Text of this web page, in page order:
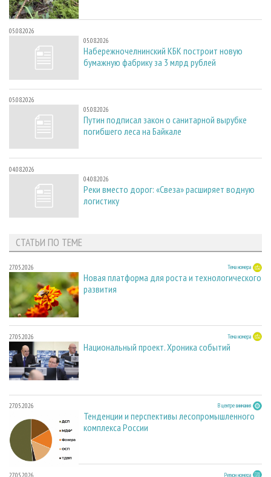
05.08.2026
05.08.2026
Набережночелнинский КБК построит новую
бумажную фабрику за 3 млрд рублей
05.08.2026
05.08.2026
Путин подписал закон о санитарной вырубке
погибшего леса на Байкале
04.08.2026
04.08.2026
Реки вместо дорог: «Свеза» расширяет водную
логистику
СТАТЬИ ПО ТЕМЕ
27.05.2026 Тема номера
Новая платформа для роста и технологического
развития
27.05.2026 Тема номера
Национальный проект. Хроника событий
27.05.2026 В центре внимания
Тенденции и перспективы лесопромышленного
комплекса России
27.05.2026 Регион номера